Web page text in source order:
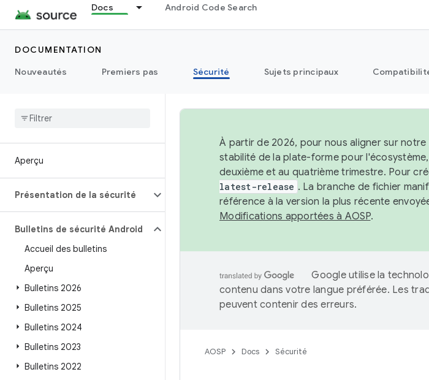
Docs Android Code Search
DOCUMENTATION
Nouveautés
Premiers pas Sécurité Sujets principaux
Aperçu
Présentation de la sécurité
Bulletins de sécurité Android
Accueil des bulletins
Aperçu
Bulletins 2026
Bulletins 2025
Bulletins 2024
Bulletins 2023
Bulletins 2022
À partir de 2026, pour nous aligner sur
stabilité de la plate-forme pour
deuxième et au quatrième trimestre. Pour
latest-release . La branche de fichier
référence à la version la plus récente
Modifications apportées à AOSP.
Google utilise la
contenu dans votre langue préférée. Les
peuvent contenir des erreurs.
AOSP Docs Sécurité